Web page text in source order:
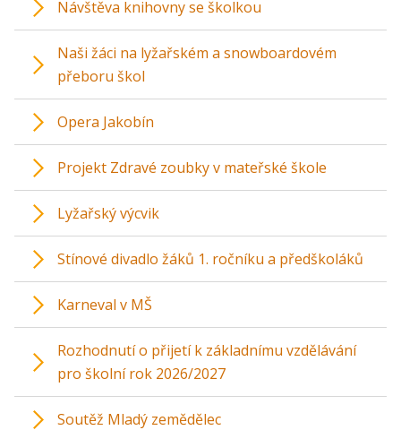
Návštěva knihovny se školkou
Naši žáci na lyžařském a snowboardovém
přeboru škol
Opera Jakobín
Projekt Zdravé zoubky v mateřské škole
Lyžařský výcvik
Stínové divadlo žáků 1. ročníku a předškoláků
Karneval v MŠ
Rozhodnutí o přijetí k základnímu vzdělávání
pro školní rok 2026/2027
Soutěž Mladý zemědělec